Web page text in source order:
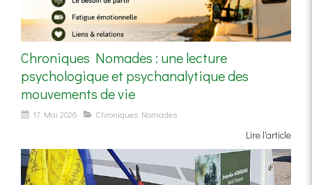
Chroniques Nomades : une lecture
psychologique et psychanalytique des
mouvements de vie
17 Mai 2026 Chroniques Nomades
Lire l'article